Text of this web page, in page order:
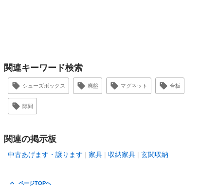
関連キーワード検索
シューズボックス 廃盤 マグネット 合板
隙間
関連の掲示板
中古あげます・譲ります 家具 収納家具 玄関収納
ページTOPへ